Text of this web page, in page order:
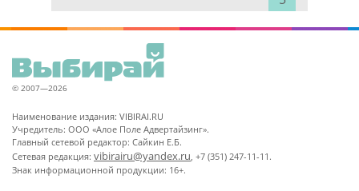
© 2007—2026
Наименование издания: VIBIRAI.RU
Учредитель: ООО «Алое Поле Адвертайзинг».
Главный сетевой редактор: Сайкин Е.Б.
Сетевая редакция: vibirairu@yandex.ru, +7 (351) 247-11-11.
Знак информационной продукции: 16+.